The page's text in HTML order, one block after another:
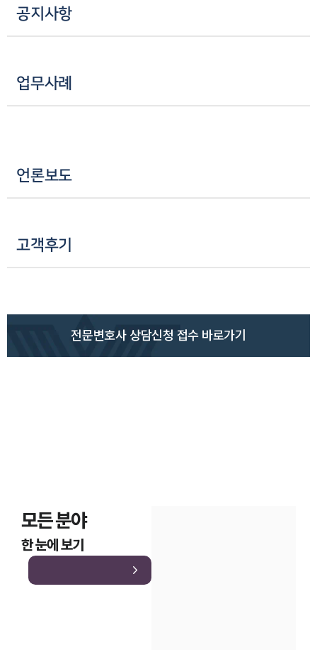
공지사항
업무사례
언론보도
고객후기
전문변호사 상담신청 접수 바로가기
모든 분야
한 눈에 보기